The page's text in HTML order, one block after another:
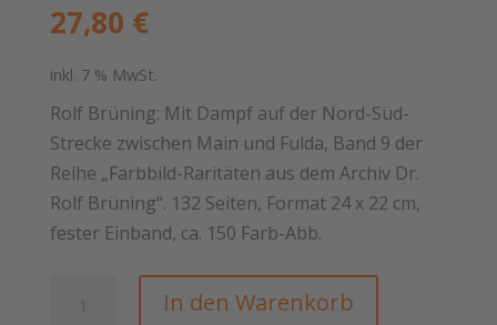
27,80 €
inkl. 7 % MwSt.
Rolf Brüning: Mit Dampf auf der Nord-Süd-
Strecke zwischen Main und Fulda, Band 9 der
Reihe „Farbbild-Raritäten aus dem Archiv Dr.
Rolf Brüning“. 132 Seiten, Format 24 x 22 cm,
fester Einband, ca. 150 Farb-Abb.
In den Warenkorb